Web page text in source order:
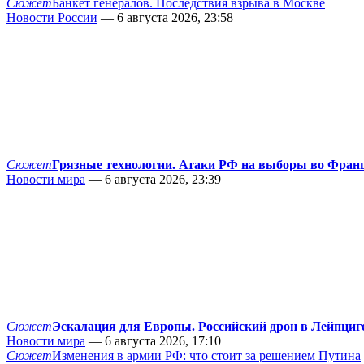
СюжетБанкет генералов. Последствия взрыва в Москве
Новости России — 6 августа 2026, 23:58
СюжетГрязные технологии. Атаки РФ на выборы во
Новости мира — 6 августа 2026, 23:39
СюжетЭскалация для Европы. Российский дрон в
Новости мира — 6 августа 2026, 17:10
СюжетИзменения в армии РФ: что стоит за решением Путина